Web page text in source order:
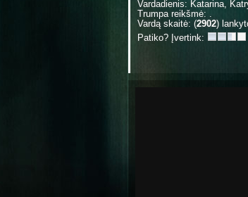
Vardadienis: Katarina,
Trumpa reikšmė: .
Vardą skaitė: (2902)
Patiko? Įvertink: